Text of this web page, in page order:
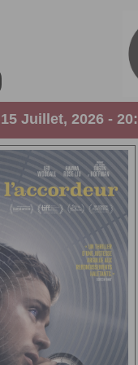
Juillet, 2026 -